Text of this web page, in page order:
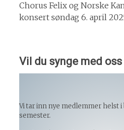
Chorus Felix og Norske
konsert søndag 6. april
Vil du synge med oss
Vi tar inn nye medlemmer helst
semester.